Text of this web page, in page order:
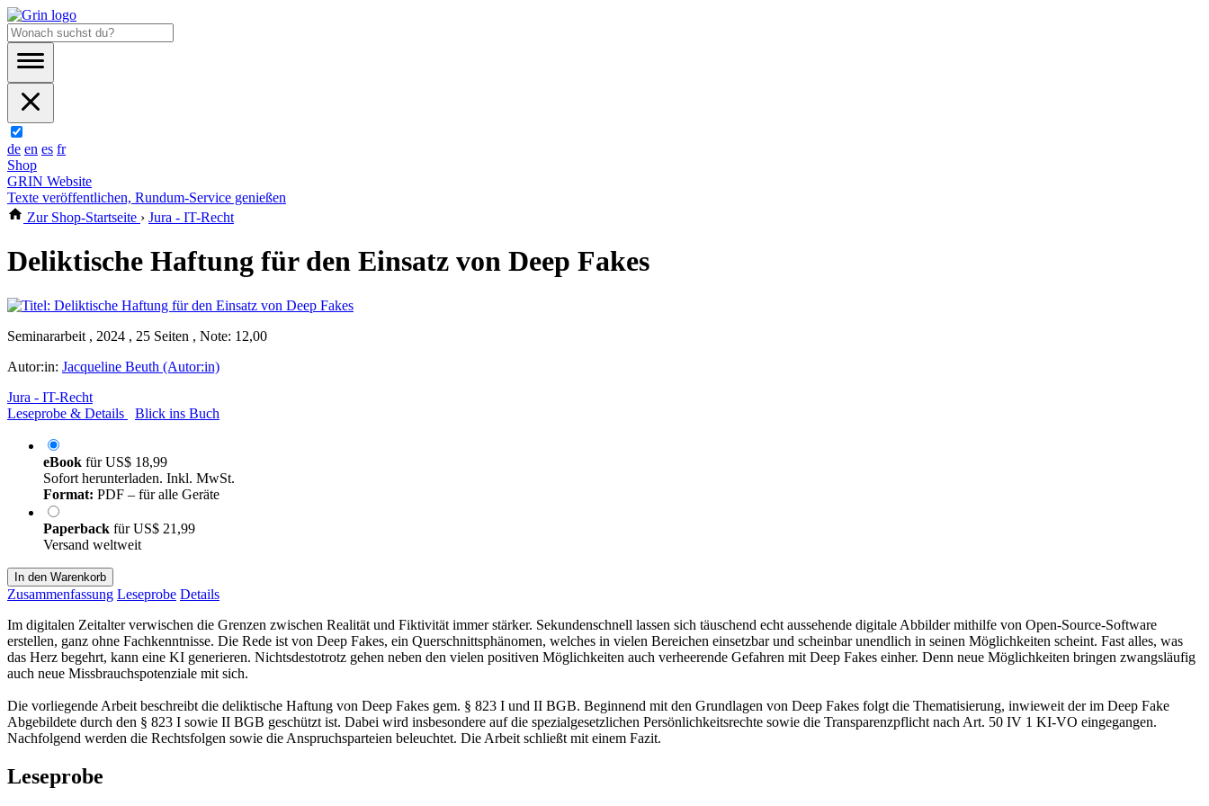
de en es fr
Shop
GRIN Website
Texte veröffentlichen, Rundum-Service genießen
Zur Shop-Startseite › Jura - IT-Recht
Deliktische Haftung für den Einsatz von Deep Fakes
Seminararbeit , 2024 , 25 Seiten , Note: 12,00
Autor:in: Jacqueline Beuth (Autor:in)
Jura - IT-Recht
Leseprobe & Details
Blick ins Buch
eBook fürUS$ 18,99
Sofort herunterladen. Inkl. MwSt.
Format: PDF – für alle Geräte
Paperback fürUS$ 21,99
Versand weltweit
In den Warenkorb
Zusammenfassung Leseprobe Details
Im digitalen Zeitalter verwischen die Grenzen zwischen Realität und Fiktivität immer stärker. Sekundenschnell lassen sich täuschend echt aussehende digitale Abbilder mithilfe von Open-Source-Software
erstellen, ganz ohne Fachkenntnisse. Die Rede ist von Deep Fakes, ein Querschnittsphänomen, welches in vielen Bereichen einsetzbar und scheinbar unendlich in seinen Möglichkeiten scheint. Fast alles, was
das Herz begehrt, kann eine KI generieren. Nichtsdestotrotz gehen neben den vielen positiven Möglichkeiten auch verheerende Gefahren mit Deep Fakes einher. Denn neue Möglichkeiten bringen zwangsläufig
auch neue Missbrauchspotenziale mit sich.
Die vorliegende Arbeit beschreibt die deliktische Haftung von Deep Fakes gem. § 823 I und II BGB. Beginnend mit den Grundlagen von Deep Fakes folgt die Thematisierung, inwieweit der im Deep Fake
Abgebildete durch den § 823 I sowie II BGB geschützt ist. Dabei wird insbesondere auf die spezialgesetzlichen Persönlichkeitsrechte sowie die Transparenzpflicht nach Art. 50 IV 1 KI-VO eingegangen.
Nachfolgend werden die Rechtsfolgen sowie die Anspruchsparteien beleuchtet. Die Arbeit schließt mit einem Fazit.
Leseprobe